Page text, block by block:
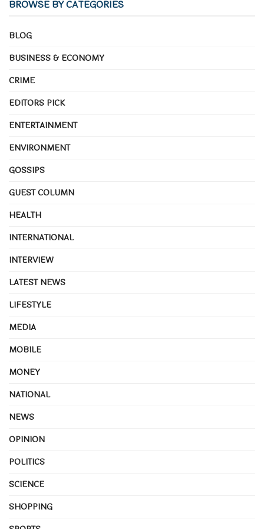
ପଦାରେ ପଡ଼ିଯିବା ଭୟରେ ଜକେଇ ବସିଛନ୍ତି । କାହାର ସାହାଯ୍ୟ
ଅଜାଗା ଘା ଭଳି ସେମାନେ କହିପାରୁନାହାନ୍ତି କି ଗଳିବାର ରାସ୍ତା
ଦେଖିପାରୁନାହାନ୍ତି । ଟଙ୍କାକୁ ଧରି ସେମାନେ ମୁଣ୍ଡ ପିଟୁଛନ୍ତି ।
BROWSE BY CATEGORIES
BLOG
BUSINESS & ECONOMY
CRIME
EDITORS PICK
ENTERTAINMENT
ENVIRONMENT
GOSSIPS
GUEST COLUMN
HEALTH
INTERNATIONAL
INTERVIEW
LATEST NEWS
LIFESTYLE
MEDIA
MOBILE
MONEY
NATIONAL
NEWS
OPINION
POLITICS
SCIENCE
SHOPPING